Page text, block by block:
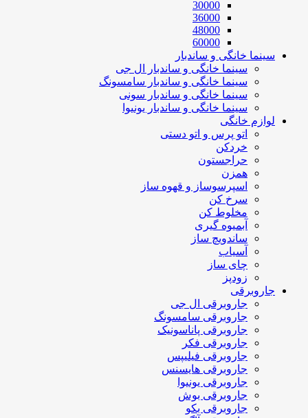
30000
36000
48000
60000
سینما خانگی و ساندبار
سینما خانگی و ساندبار ال جی
سینما خانگی و ساندبار سامسونگ
سینما خانگی و ساندبار سونی
سینما خانگی و ساندبار یونیوا
لوازم خانگی
اتو پرس و اتو دستی
خردکن
حراجستون
همزن
اسپرسوساز و قهوه ساز
سرخ کن
مخلوط کن
آبمیوه گیری
ساندویچ ساز
آسیاب
چای ساز
زودپز
جاروبرقی
جاروبرقی ال جی
جاروبرقی سامسونگ
جاروبرقی پاناسونیک
جاروبرقی فکر
جاروبرقی فیلیپس
جاروبرقی هایسنس
جاروبرقی یونیوا
جاروبرقی بوش
جاروبرقی بکو